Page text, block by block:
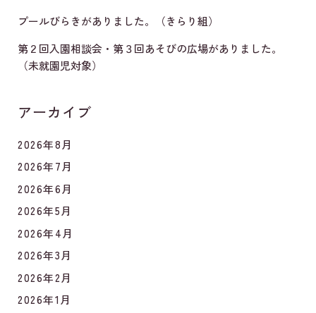
プールびらきがありました。（きらり組）
第２回入園相談会・第３回あそびの広場がありました。
（未就園児対象）
アーカイブ
2026年8月
2026年7月
2026年6月
2026年5月
2026年4月
2026年3月
2026年2月
2026年1月